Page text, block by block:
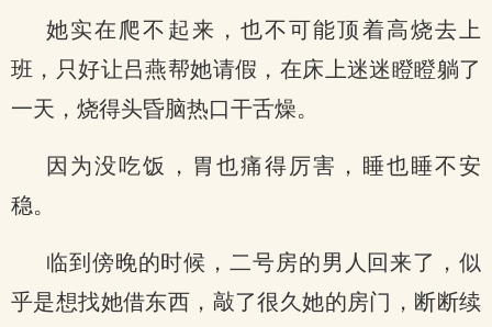
她实在爬不起来，也不可能顶着高烧去上
班，只好让吕燕帮她请假，在床上迷迷瞪瞪躺了
一天，烧得头昏脑热口干舌燥。
因为没吃饭，胃也痛得厉害，睡也睡不安
稳。
临到傍晚的时候，二号房的男人回来了，似
乎是想找她借东西，敲了很久她的房门，断断续